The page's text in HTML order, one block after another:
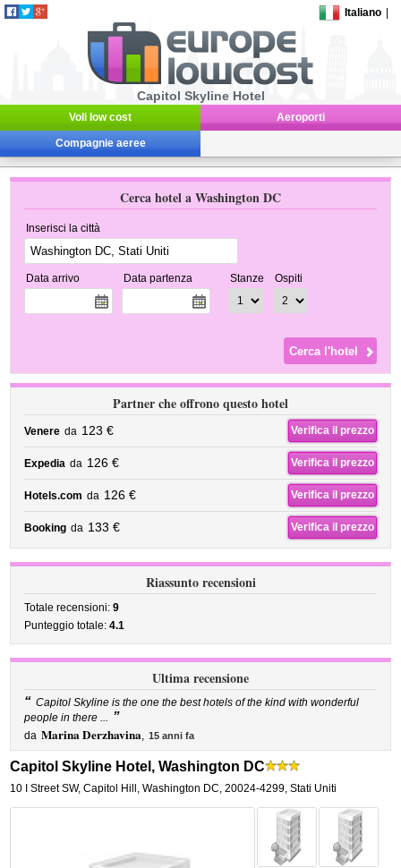
Italiano
Capitol Skyline Hotel
Voli low cost Aeroporti
Compagnie aeree
Cerca hotel a Washington DC
Inserisci la città
Data arrivo Data partenza Stanze Ospiti
Partner che offrono questo hotel
Venere da 123 € Verifica il prezzo
Expedia da 126 € Verifica il prezzo
Hotels.com da 126 € Verifica il prezzo
Booking da 133 € Verifica il prezzo
Riassunto recensioni
Totale recensioni:9
Punteggio totale:4.1
Ultima recensione
“ Capitol Skyline is the one the best hotels of the kind with wonderful
people in there ... ”
da Marina Derzhavina, 15 anni fa
Capitol Skyline Hotel, Washington DC
10 I Street SW,Capitol Hill, Washington DC,20024-4299, Stati Uniti